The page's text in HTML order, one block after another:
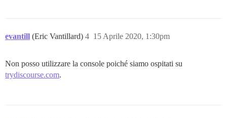
evantill (Eric Vantillard) 15 Aprile 2020, 1:30pm
4
Non posso utilizzare la console poiché siamo ospitati su
trydiscourse.com.